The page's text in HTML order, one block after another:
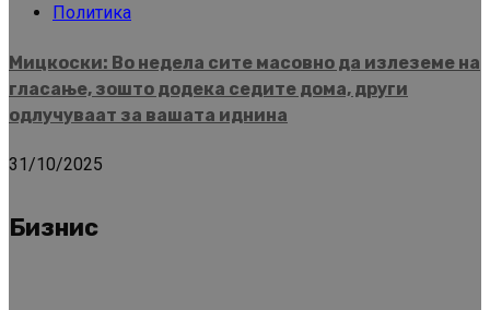
Политика
Мицкоски: Во недела сите масовно да излеземе на
гласање, зошто додека седите дома, други
одлучуваат за вашата иднина
31/10/2025
Бизнис